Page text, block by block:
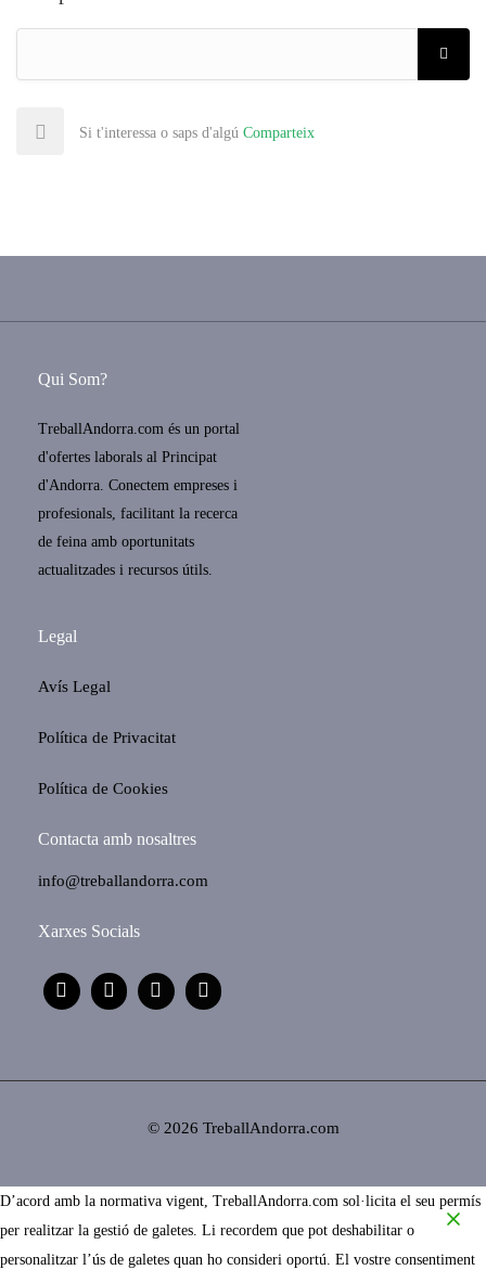
Si t'interessa o saps d'algú Comparteix
Qui Som?
TreballAndorra.com és un portal
d'ofertes laborals al Principat
d'Andorra. Conectem empreses i
profesionals, facilitant la recerca
de feina amb oportunitats
actualitzades i recursos útils.
Legal
Avís Legal
Política de Privacitat
Política de Cookies
Contacta amb nosaltres
info@treballandorra.com
Xarxes Socials
© 2026 TreballAndorra.com
D’acord amb la normativa vigent, TreballAndorra.com sol·licita el seu permís
per realitzar la gestió de galetes. Li recordem que pot deshabilitar o
personalitzar l’ús de galetes quan ho consideri oportú. El vostre consentiment